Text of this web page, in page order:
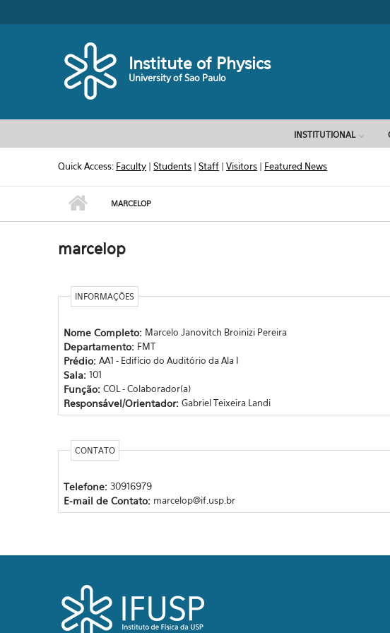
Institute of Physics
University of Sao Paulo
INSTITUTIONAL
Quick Access: Faculty |Students |Staff |Visitors | Featured News
MARCELOP
marcelop
INFORMAÇÕES
Nome Completo: Marcelo Janovitch Broinizi Pereira
Departamento: FMT
Prédio: AA1 - Edifício do Auditório da Ala I
Sala: 101
Função: COL - Colaborador(a)
Responsável/Orientador: Gabriel Teixeira Landi
CONTATO
Telefone: 30916979
E-mail de Contato: marcelop@if.usp.br